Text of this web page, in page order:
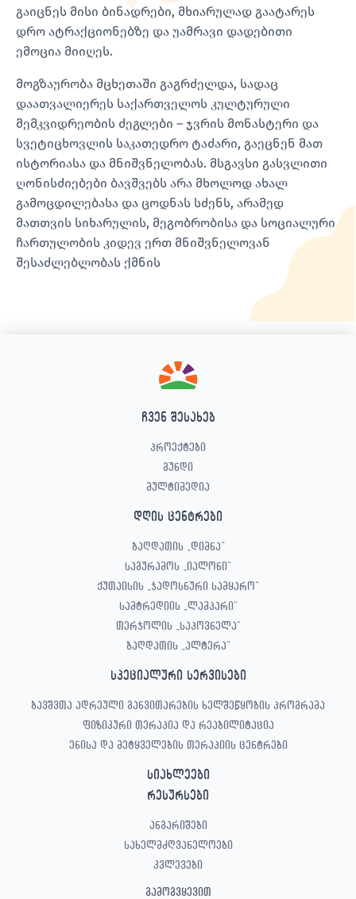
გაიცნეს მისი ბინადრები, მხიარულად გაატარეს
დრო ატრაქციონებზე და უამრავი დადებითი
ემოცია მიიღეს.
მოგზაურობა მცხეთაში გაგრძელდა, სადაც
დაათვალიერეს საქართველოს კულტურული
მემკვიდრეობის ძეგლები – ჯვრის მონასტერი და
სვეტიცხოვლის საკათედრო ტაძარი, გაეცნენ მათ
ისტორიასა და მნიშვნელობას. მსგავსი გასვლითი
ღონისძიებები ბავშვებს არა მხოლოდ ახალ
გამოცდილებასა და ცოდნას სძენს, არამედ
მათთვის სიხარულის, მეგობრობისა და სოციალური
ჩართულობის კიდევ ერთ მნიშვნელოვან
შესაძლებლობას ქმნის
ჩვენ შესახებ
პროექტები
გუნდი
მულტიმედია
დღის ცენტრები
ბაღდათის „დიმნა“
საგურამოს „იალონი“
ქუთაისის „ჯადოსნური სამყარო“
სამტრედიის „ლამპარი“
თერჯოლის „საპოვნელა“
ბაღდათის „ალტერა“
სპეციალური სერვისები
ბავშვთა ადრეული განვითარების ხელშეწყობის პროგრამა
ფიზიკური თერაპია და რეაბილიტაცია
ენისა და მეტყველების თერაპიის ცენტრები
სიახლეები
რესურსები
ანგარიშები
სახელმძღვანელოები
კვლევები
გამოგვყევით